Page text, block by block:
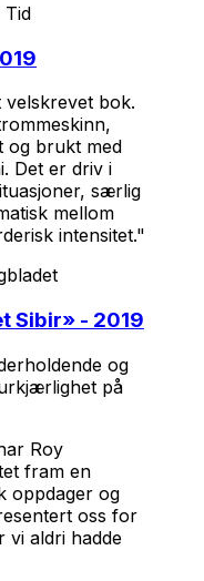
Tid
velskrevet bok.
og brukt med
Det er driv i
særlig
mellom
intensitet."
Sibir» - 2019
og
på
Roy
fram en
oppdager og
oss for
vi aldri hadde